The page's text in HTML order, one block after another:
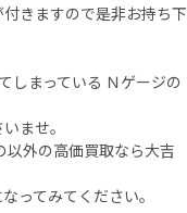
きますので是非お持ち下
しまっている Ｎゲージの
ませ。
以外の高価買取なら大吉
ってみてください。